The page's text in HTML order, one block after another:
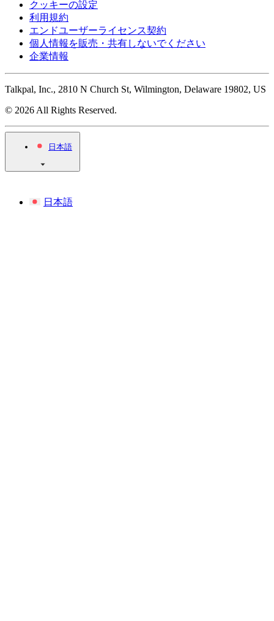
クッキーの設定
利用規約
エンドユーザーライセンス契約
個人情報を販売・共有しないでください
企業情報
Talkpal, Inc., 2810 N Church St, Wilmington, Delaware 19802, US
© 2026 All Rights Reserved.
日本語
日本語